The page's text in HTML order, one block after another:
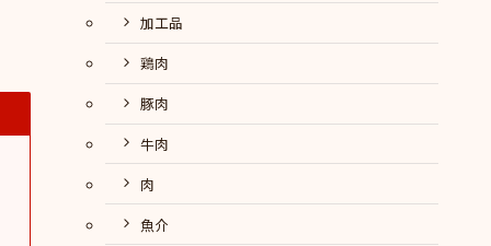
加工品
鶏肉
豚肉
牛肉
肉
魚介